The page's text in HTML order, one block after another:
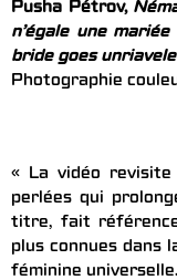
Pusha Pétrov,
n’égale une
bride goes
Photographie
« La vidéo
perlées qui
titre, fait
plus connues dans
féminine